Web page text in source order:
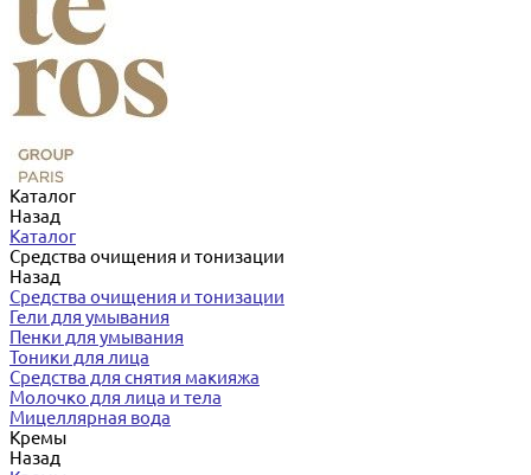
Каталог
Назад
Каталог
Средства очищения и тонизации
Назад
Средства очищения и тонизации
Гели для умывания
Пенки для умывания
Тоники для лица
Средства для снятия макияжа
Молочко для лица и тела
Мицеллярная вода
Кремы
Назад